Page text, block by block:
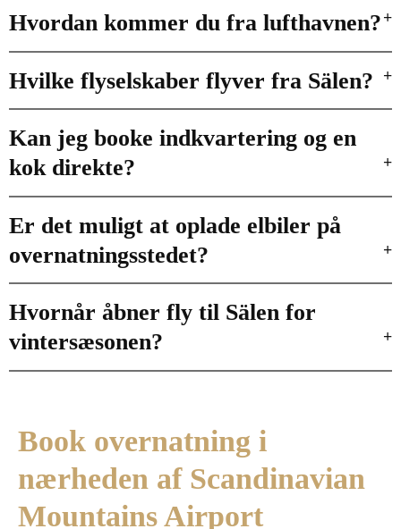
Hvordan kommer du fra lufthavnen?
Hvilke flyselskaber flyver fra Sälen?
Kan jeg booke indkvartering og en
kok direkte?
Er det muligt at oplade elbiler på
overnatningsstedet?
Hvornår åbner fly til Sälen for
vintersæsonen?
Book overnatning i
nærheden af Scandinavian
Mountains Airport